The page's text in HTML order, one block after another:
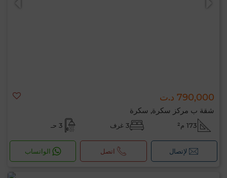
790,000 د.ت
شقة ب مركز سكرة, سكرة
173 م² 3 غرف 3 حـ
لإتصال اتصل الواتساب